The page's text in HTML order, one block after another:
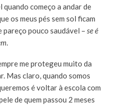
começo a andar de
os meus pés sem sol ficam
pareço pouco saudável – se é
.
me protegeu muito da
Mas claro, quando somos
é voltar à escola com
de quem passou 2 meses